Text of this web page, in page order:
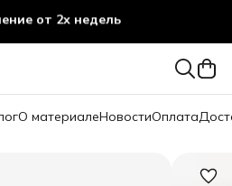
от 2х недель
О материалеНовостиОплата